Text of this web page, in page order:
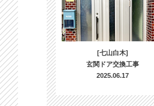
[七山白木]
玄関ドア交換工事
2025.06.17